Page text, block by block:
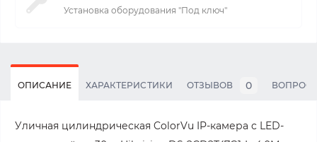
Установка оборудования "Под ключ"
ОПИСАНИЕ ХАРАКТЕРИСТИКИ ОТЗЫВОВ 0
Уличная цилиндрическая ColorVu IP-камера c LED-